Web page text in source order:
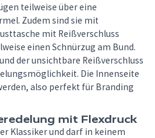
teilweise über eine
Zudem sind sie mit
mit Reißverschluss
einen Schnürzug am Bund.
der unsichtbare Reißverschluss
Die Innenseite
also perfekt für Branding
mit Flexdruck
Klassiker und darf in keinem